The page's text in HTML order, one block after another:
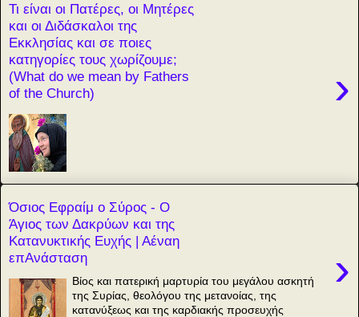
Τι είναι οι Πατέρες, οι Μητέρες
και οι Διδάσκαλοι της
Εκκλησίας και σε ποιες
κατηγορίες τους χωρίζουμε;
(What do we mean by Fathers
of the Church)
›
Όσιος Εφραίμ ο Σύρος - Ο
Άγιος των Δακρύων και της
Κατανυκτικής Ευχής | Αέναη
επΑνάσταση
›
Βίος και πατερική μαρτυρία του μεγάλου ασκητή
της Συρίας, θεολόγου της μετανοίας, της
κατανύξεως και της καρδιακής προσευχής